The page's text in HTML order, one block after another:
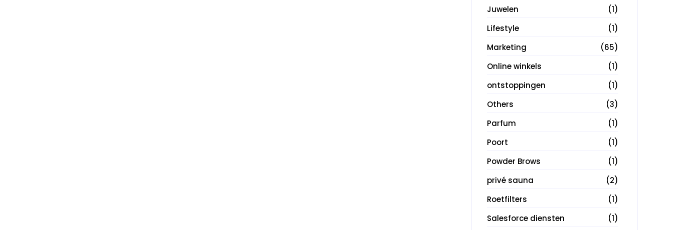
Juwelen
(1)
Lifestyle
(1)
Marketing
(65)
Online winkels
(1)
ontstoppingen
(1)
Others
(3)
Parfum
(1)
Poort
(1)
Powder Brows
(1)
privé sauna
(2)
Roetfilters
(1)
Salesforce diensten
(1)